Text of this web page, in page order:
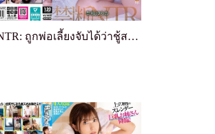
ต้องห้าม NTR: ถูกพ่อเลี้ยงจับได้ว่าชู้สาว... การดูแลที่ผิดศีลธรรม